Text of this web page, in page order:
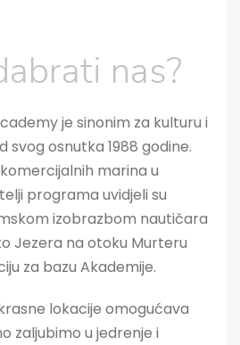
nas?
je sinonim za kulturu i
svog osnutka 1988 godine.
marina u
programa uvidjeli su
izobrazbom nautičara
Jezera na otoku Murteru
za bazu Akademije.
lokacije omogućava
zaljubimo u jedrenje i